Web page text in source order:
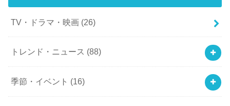
TV・ドラマ・映画 (26)
トレンド・ニュース (88)
季節・イベント (16)